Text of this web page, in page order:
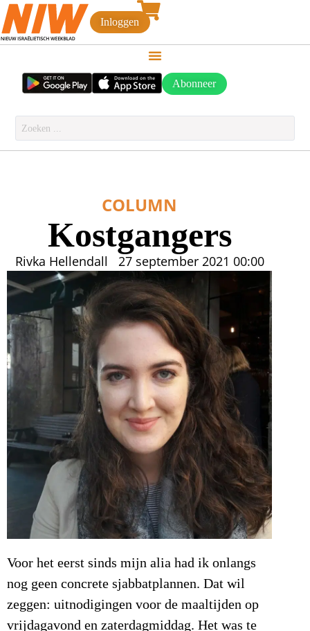
Inloggen
Abonneer
COLUMN
Kostgangers
Rivka Hellendall 27 september 2021 00:00
Voor het eerst sinds mijn alia had ik onlangs
nog geen concrete sjabbatplannen. Dat wil
zeggen: uitnodigingen voor de maaltijden op
vrijdagavond en zaterdagmiddag. Het was te